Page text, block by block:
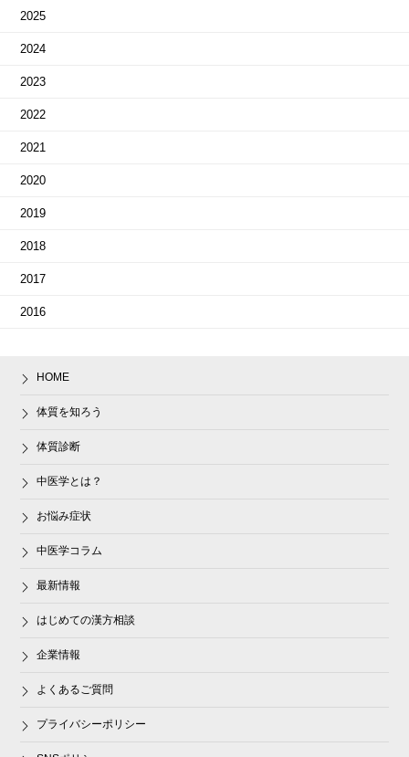
2025
2024
2023
2022
2021
2020
2019
2018
2017
2016
HOME
体質を知ろう
体質診断
中医学とは？
お悩み症状
中医学コラム
最新情報
はじめての漢方相談
企業情報
よくあるご質問
プライバシーポリシー